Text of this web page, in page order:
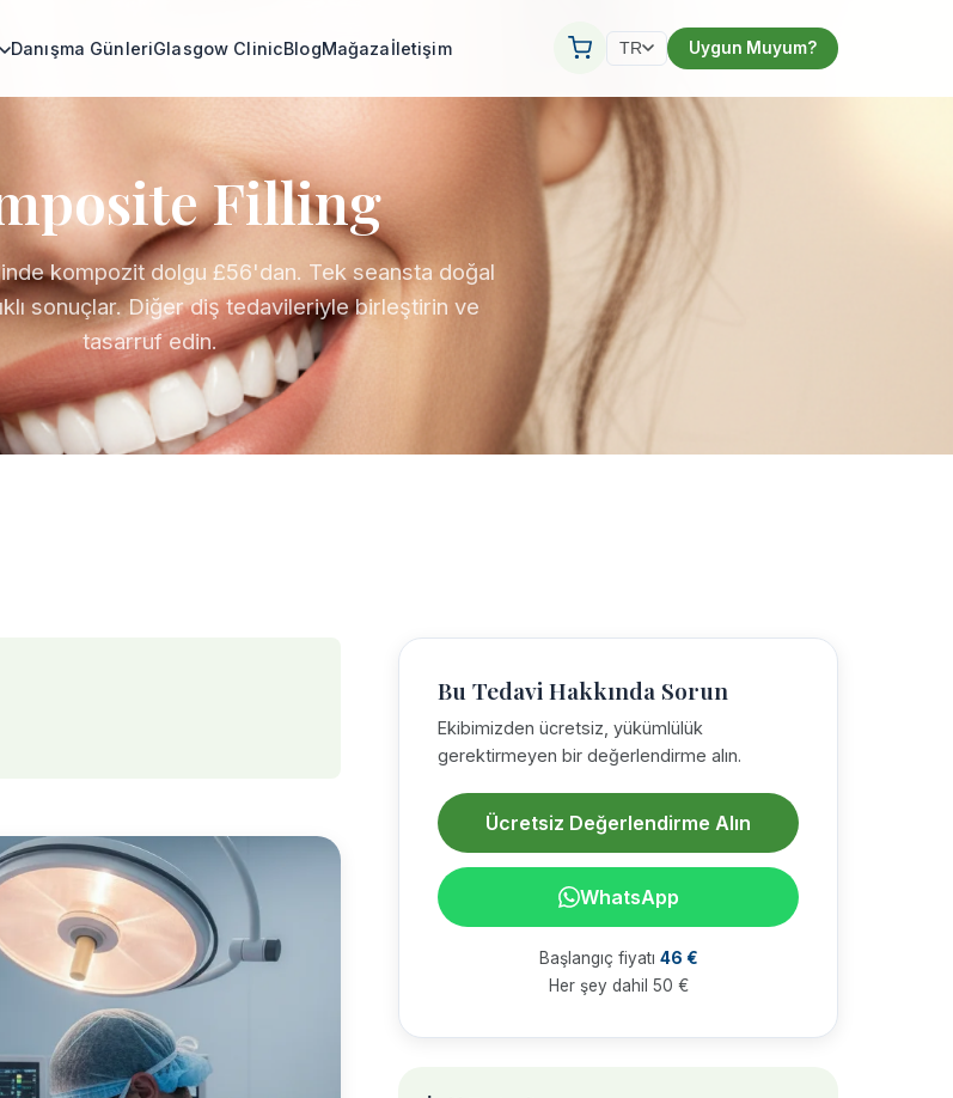
Danışma GünleriGlasgow ClinicBlogMağazaİletişim TR Uygun Muyum?
Filling
kompozit dolgu £56'dan. Tek seansta doğal
sonuçlar. Diğer diş tedavileriyle birleştirin ve
tasarruf edin.
Bu Tedavi Hakkında Sorun
Ekibimizden ücretsiz, yükümlülük
gerektirmeyen bir değerlendirme alın.
Ücretsiz Değerlendirme Alın
WhatsApp
Başlangıç fiyatı 46 €
Her şey dahil 50 €